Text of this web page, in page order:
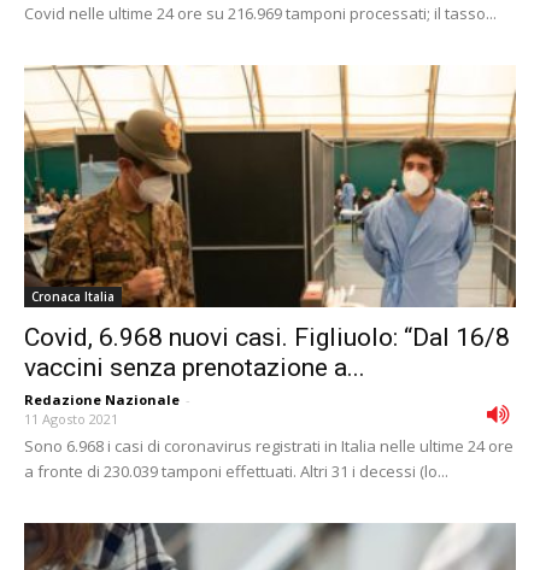
Covid nelle ultime 24 ore su 216.969 tamponi processati; il tasso...
Cronaca Italia
Covid, 6.968 nuovi casi. Figliuolo: “Dal 16/8
vaccini senza prenotazione a...
Redazione Nazionale -
11 Agosto 2021
Sono 6.968 i casi di coronavirus registrati in Italia nelle ultime 24 ore
a fronte di 230.039 tamponi effettuati. Altri 31 i decessi (lo...